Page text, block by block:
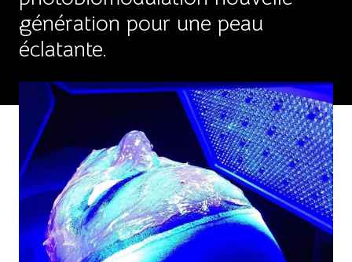
génération pour une peau
éclatante.